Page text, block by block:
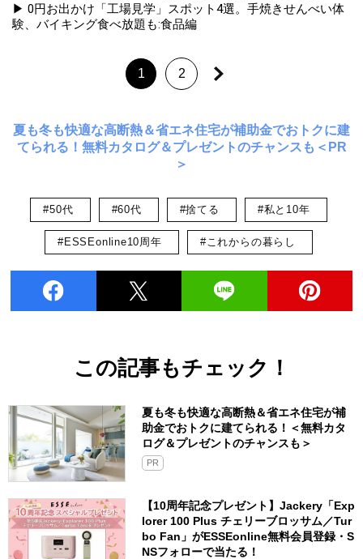
▶ 0円お出かけ「工場見学」スポット4選。手焼きせんべい体
験、バイキング食べ放題も:食品編
1 2
夏も冬も快適な高断熱＆省エネ住宅が補助金でおトクに建
てられる！無料カタログ＆プレゼントのチャンスも＜PR
＞
#50代 #60代 #捨てる #私と10年
#ESSEonline10周年 #これからの暮らし
この記事もチェック！
夏も冬も快適な高断熱＆省エネ住宅が補
助金でおトクに建てられる！＜無料カタ
ログ＆プレゼントのチャンスも＞
PR
【10周年記念プレゼント】Jackery「Exp
lorer 100 Plus チェリーブロッサム／Tur
bo Fan」がESSEonline無料会員登録・S
NSフォローで当たる！